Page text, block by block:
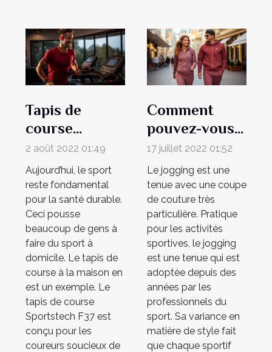
Tapis de
course
Sportstech,
les
fondamentaux
de cette
marque de
tapis
2 août 2022 01:49
Aujourd’hui, le sport
reste fondamental
pour la santé durable.
Ceci pousse
beaucoup de gens à
faire du sport à
domicile. Le tapis de
course à la maison en
est un exemple. Le
tapis de course
Sportstech F37 est
conçu pour les
coureurs soucieux de
Comment
pouvez-vous
très bien
choisir votre
jogging ?
17 juillet 2022 01:52
Le jogging est une
tenue avec une coupe
de couture très
particulière. Pratique
pour les activités
sportives, le jogging
est une tenue qui est
adoptée depuis des
années par les
professionnels du
sport. Sa variance en
matière de style fait
que chaque sportif